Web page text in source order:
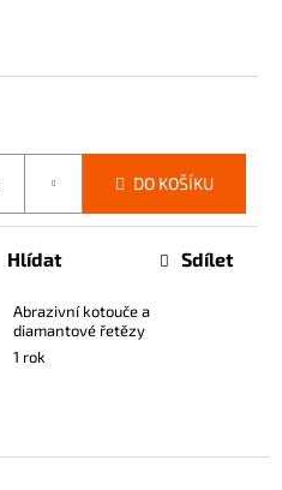
DO KOŠÍKU
Abrazivní kotouče a
diamantové řetězy
1 rok
Hlídat Sdílet